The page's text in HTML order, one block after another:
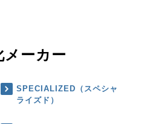
メーカー
SPECIALIZED（スペシャ
ライズド）